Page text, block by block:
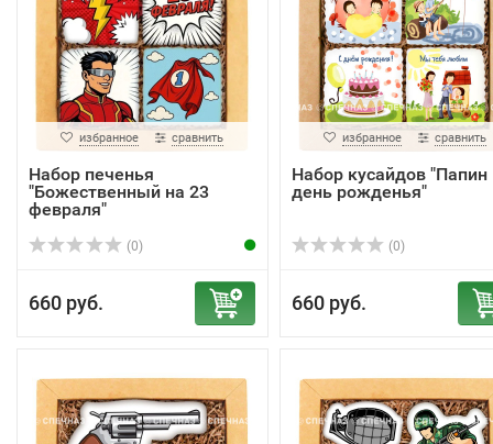
избранное сравнить
Набор печенья
"Божественный на 23
февраля"
(0)
660 руб.
избранное сравнить
Набор кусайдов "Папин
день рожденья"
(0)
660 руб.